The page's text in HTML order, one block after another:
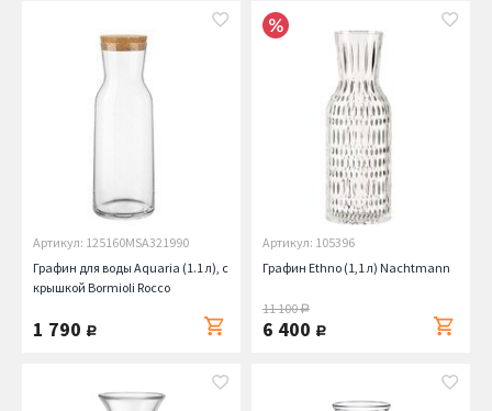
Артикул: 125160MSA321990
Графин для воды Aquaria (1.1 л), с
крышкой Bormioli Rocco
1 790 руб.
Артикул: 105396
Графин Ethno (1,1 л) Nachtmann
11 100руб.
6 400 руб.